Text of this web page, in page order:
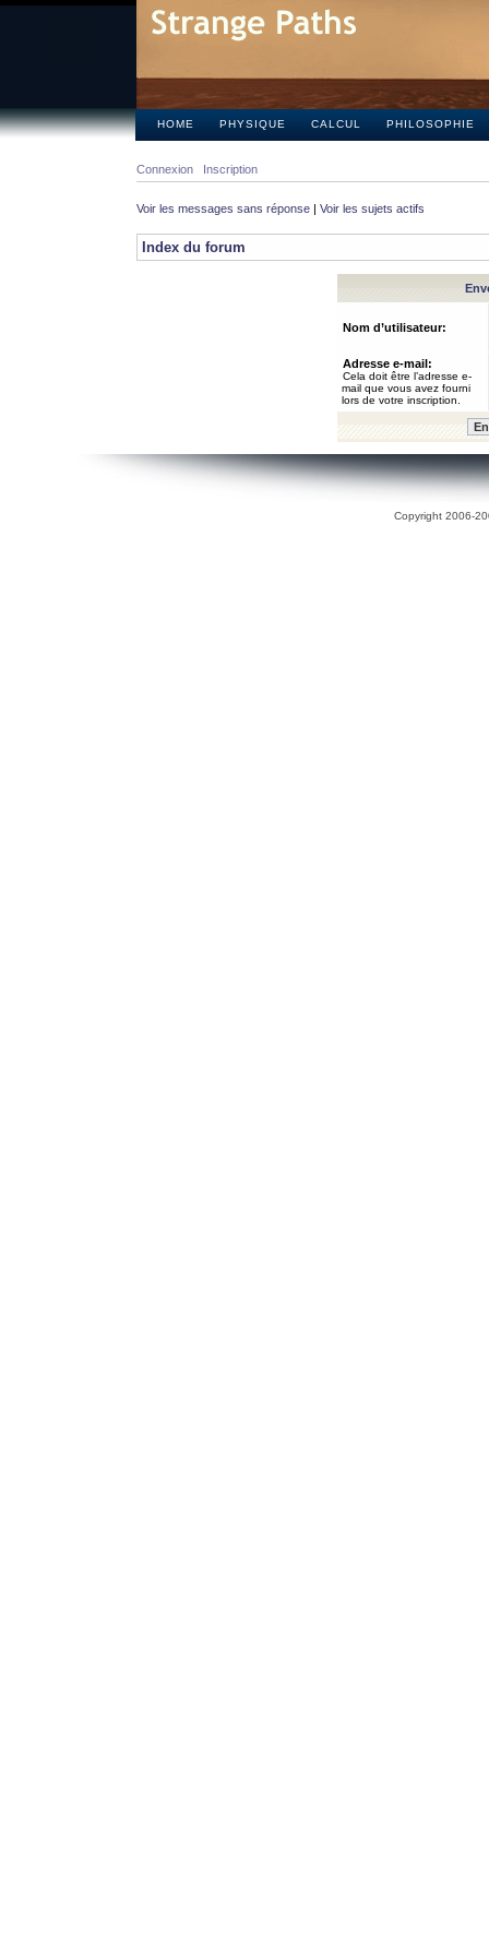
HOME PHYSIQUE CALCUL PHILOSOPHIE
Connexion Inscription
Voir les messages sans réponse | Voir les sujets actifs
Index du forum
Nom d’utilisateur:
Adresse e-mail:
Cela doit être l’adresse e-
mail que vous avez fourni
lors de votre inscription.
Copyright 2006-